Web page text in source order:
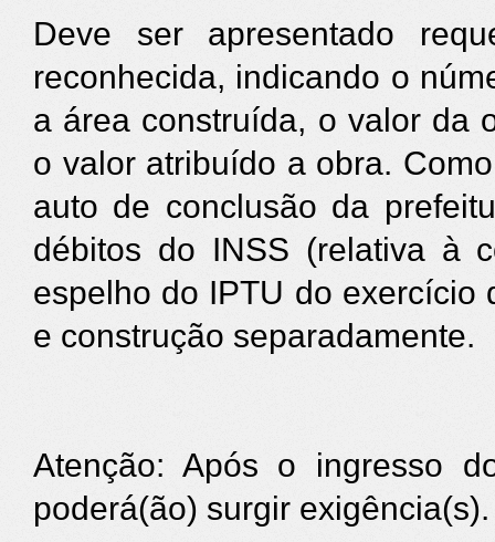
Deve ser apresentado
reconhecida, indicando o
a área construída, o valor da
o valor atribuído a obra.
auto de conclusão da
débitos do INSS (relativa à
espelho do IPTU do exercício
e construção separadamente.
Atenção: Após o ingresso
poderá(ão) surgir exigência(s).